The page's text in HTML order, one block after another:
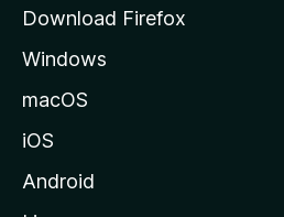
Download Firefox
Windows
macOS
iOS
Android